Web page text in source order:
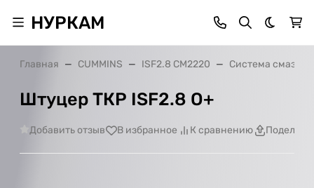
НУРКАМ Темная
Главная CUMMINS ISF2.8 CM2220 Система смазки
Штуцер ТКР ISF2.8 О+
Добавить отзыв В избранное К сравнению